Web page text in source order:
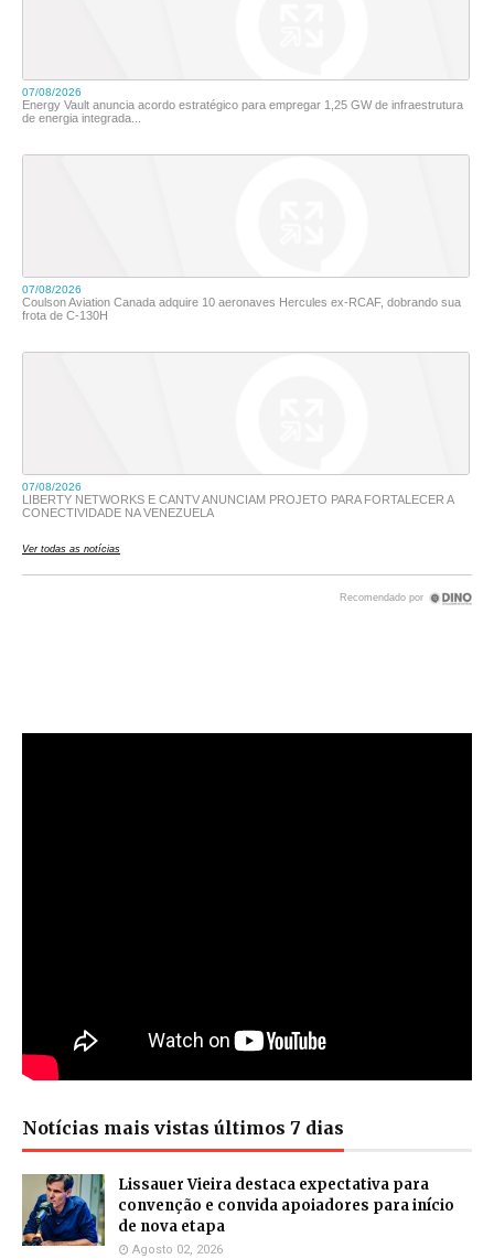
Notícias mais vistas últimos 7 dias
Lissauer Vieira destaca expectativa para
convenção e convida apoiadores para início
de nova etapa
Agosto 02, 2026